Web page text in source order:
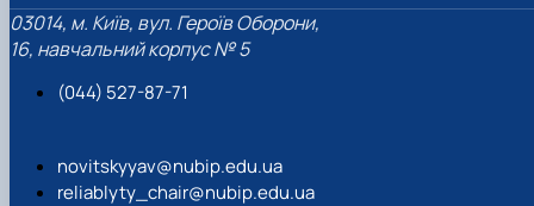
03014, м. Київ, вул. Героїв Оборони,
16, навчальний корпус № 5
(044) 527-87-71
novitskyyav@nubip.edu.ua
reliablyty_chair@nubip.edu.ua